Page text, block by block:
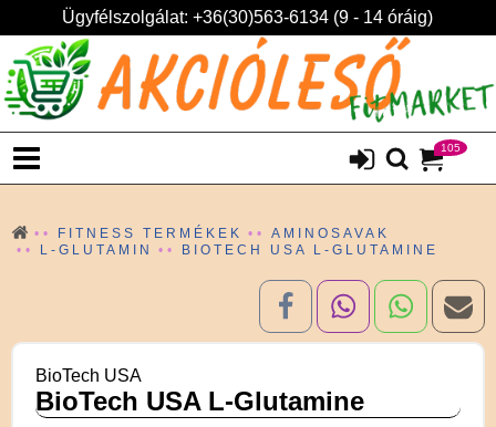
Ügyfélszolgálat: +36(30)563-6134 (9 - 14 óráig)
105
FITNESS TERMÉKEK
AMINOSAVAK
L-GLUTAMIN
BIOTECH USA L-GLUTAMINE
BioTech USA
BioTech USA L-Glutamine